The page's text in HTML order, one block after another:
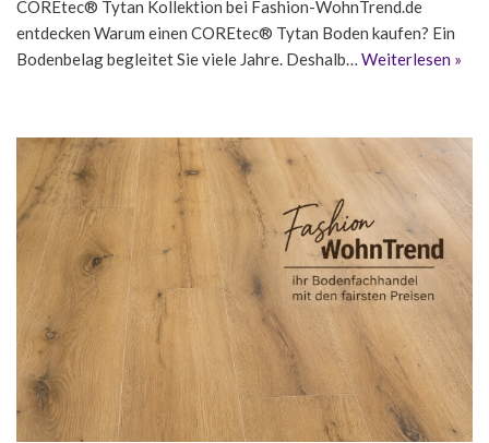
COREtec® Tytan Kollektion bei Fashion-WohnTrend.de
entdecken Warum einen COREtec® Tytan Boden kaufen? Ein
Bodenbelag begleitet Sie viele Jahre. Deshalb… Weiterlesen »